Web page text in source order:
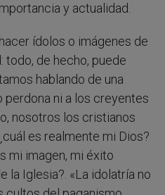
y actualidad.
ídolos o imágenes de
todo, de hecho, puede
hablando de una
perdona ni a los creyentes
nosotros los cristianos
es realmente mi Dios?
mi imagen, mi éxito
la Iglesia?. «La idolatría no